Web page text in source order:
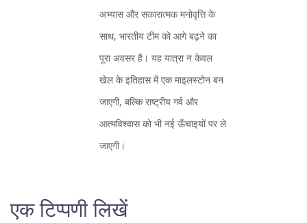
अभ्यास और सकारात्मक मनोवृत्ति के
साथ, भारतीय टीम को आगे बढ़ने का
पूरा अवसर है। यह यात्रा न केवल
खेल के इतिहास में एक माइलस्टोन बन
जाएगी, बल्कि राष्ट्रीय गर्व और
आत्मविश्वास को भी नई ऊँचाइयों पर ले
जाएगी।
एक टिप्पणी लिखें